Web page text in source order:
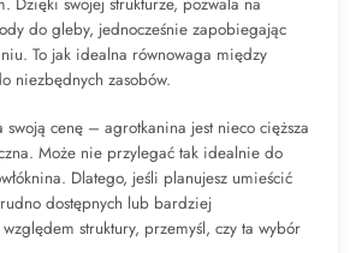
do gleby, jednocześnie zapobiegając
To jak idealna równowaga między
niezbędnych zasobów.
swoją cenę – agrotkanina jest nieco cięższa
Może nie przylegać tak idealnie do
Dlatego, jeśli planujesz umieścić
dostępnych lub bardziej
struktury, przemyśl, czy ta wybór